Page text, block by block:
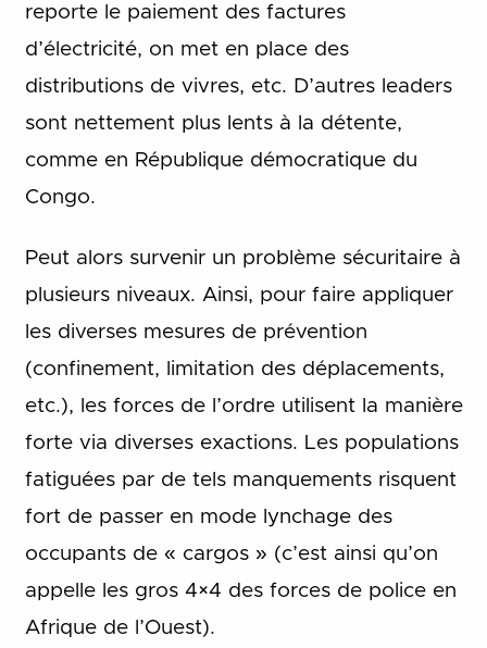
reporte le paiement des factures
d’électricité, on met en place des
distributions de vivres, etc. D’autres leaders
sont nettement plus lents à la détente,
comme en République démocratique du
Congo.
Peut alors survenir un problème sécuritaire à
plusieurs niveaux. Ainsi, pour faire appliquer
les diverses mesures de prévention
(confinement, limitation des déplacements,
etc.), les forces de l’ordre utilisent la manière
forte via diverses exactions. Les populations
fatiguées par de tels manquements risquent
fort de passer en mode lynchage des
occupants de « cargos » (c’est ainsi qu’on
appelle les gros 4×4 des forces de police en
Afrique de l’Ouest).